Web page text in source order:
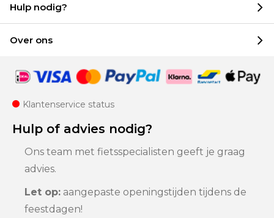
Hulp nodig?
Over ons
Klantenservice status
Hulp of advies nodig?
Ons team met fietsspecialisten geeft je graag
advies.
Let op: aangepaste openingstijden tijdens de
feestdagen!